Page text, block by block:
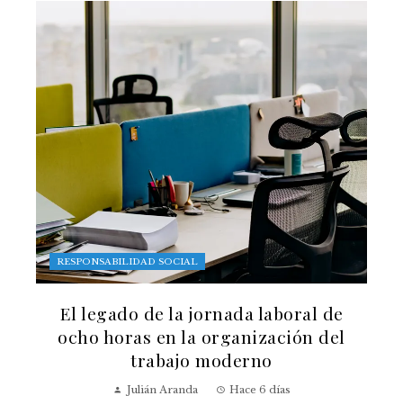
RESPONSABILIDAD SOCIAL
El legado de la jornada laboral de
ocho horas en la organización del
trabajo moderno
Julián Aranda Hace 6 días